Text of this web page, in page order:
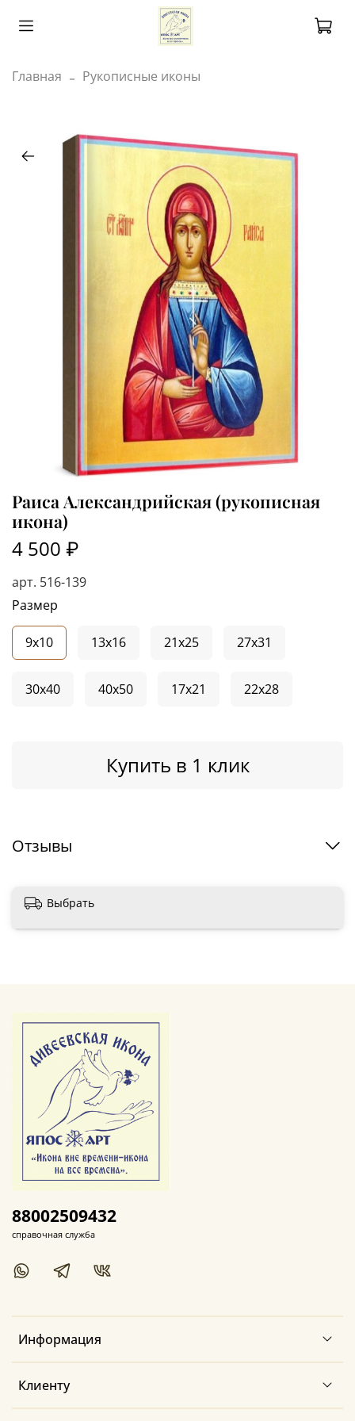
Главная Рукописные иконы
арт. 516-139
Раиса Александрийская (рукописная
икона)
4 500 ₽
Купить в 1 клик
Размер
9x10 13x16 21x25 27x31
30x40 40x50 17x21 22x28
Отзывы
Выбрать
Информация
Клиенту
88002509432
справочная служба